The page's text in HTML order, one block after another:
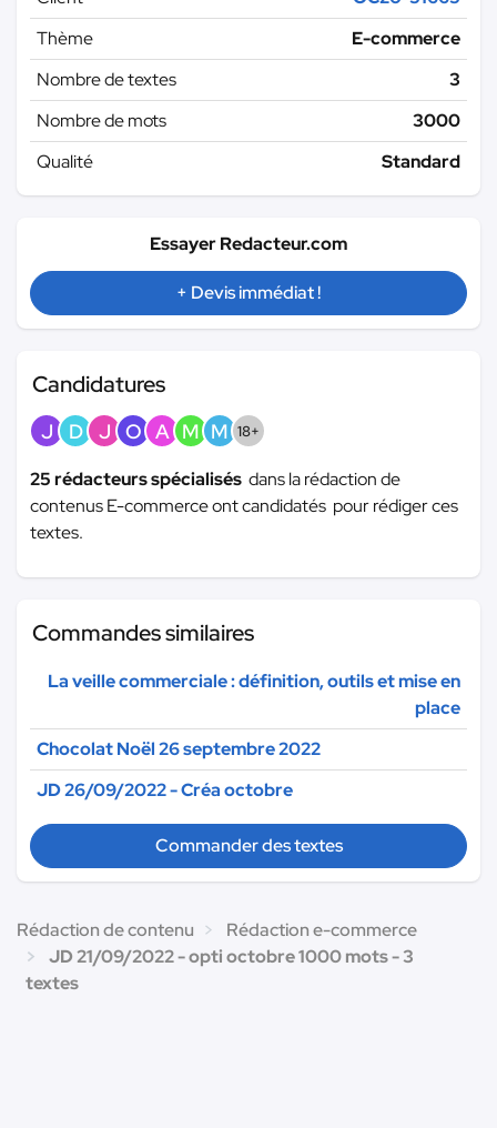
Thème
E-commerce
Nombre de textes
3
Nombre de mots
3000
Qualité
Standard
Essayer Redacteur.com
+ Devis immédiat !
Candidatures
J D J O A M M 18+
25 rédacteurs spécialisés dans la rédaction de
contenus E-commerce ont candidatés pour rédiger ces
textes.
Commandes similaires
La veille commerciale : définition, outils et mise en
place
Chocolat Noël 26 septembre 2022
JD 26/09/2022 - Créa octobre
Commander des textes
Rédaction de contenu
Rédaction e-commerce
JD 21/09/2022 - opti octobre 1000 mots - 3
textes